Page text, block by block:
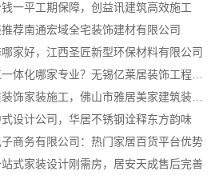
一平工期保障，创益讯建筑高效施工
荐南通宏域全宅装饰建材有限公司
家好，江西圣匠新型环保材料有限公司
基装设计施工一体化哪家专业？无锡亿莱居装饰工程材料有限公司专业可靠
佛山禅城品质装饰家装施工，佛山市雅居美家建筑装饰工程有限公司
设计公司，华居不锈钢诠释东方韵味
商务有限公司：热门家居百货平台优势
式家装设计刚需房，居安天成售后完善